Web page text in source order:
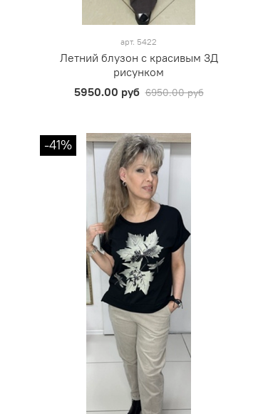
арт. 5422
Летний блузон с красивым 3Д
рисунком
5950.00 руб 6950.00 руб
-41%